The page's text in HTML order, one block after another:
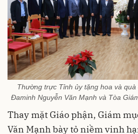
Thường trực Tỉnh ủy tặng hoa và
Đaminh Nguyễn Văn Mạnh và Tòa
Thay mặt Giáo phận, Giám
Văn Mạnh bày tỏ niềm vinh